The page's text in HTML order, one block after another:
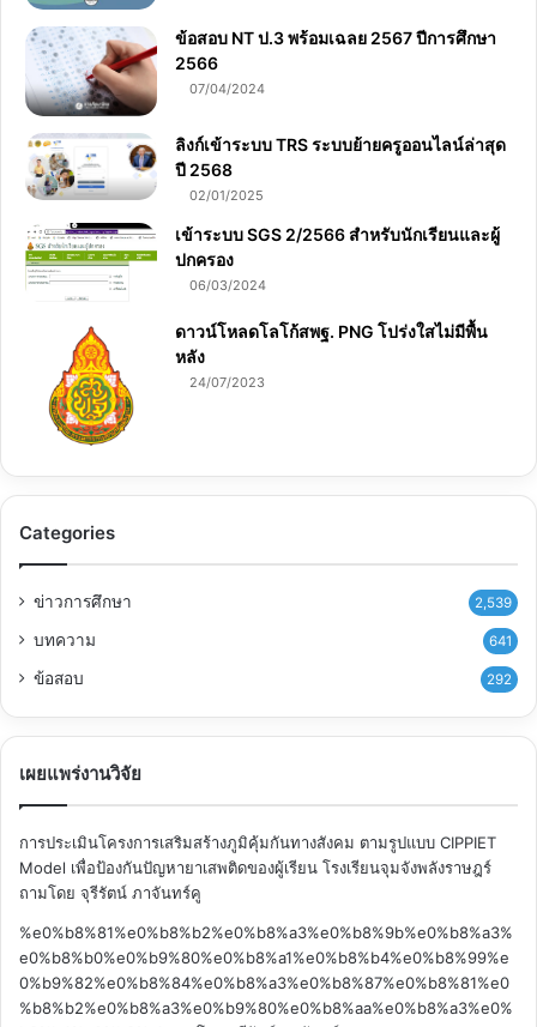
ข้อสอบ NT ป.3 พร้อมเฉลย 2567 ปีการศึกษา
2566
07/04/2024
ลิงก์เข้าระบบ TRS ระบบย้ายครูออนไลน์ล่าสุด
ปี 2568
02/01/2025
เข้าระบบ SGS 2/2566 สำหรับนักเรียนและผู้
ปกครอง
06/03/2024
ดาวน์โหลดโลโก้สพฐ. PNG โปร่งใสไม่มีพื้น
หลัง
24/07/2023
Categories
ข่าวการศึกษา 2,539
บทความ 641
ข้อสอบ 292
เผยแพร่งานวิจัย
การประเมินโครงการเสริมสร้างภูมิคุ้มกันทางสังคม ตามรูปแบบ CIPPIET
Model เพื่อป้องกันปัญหายาเสพติดของผู้เรียน โรงเรียนจุมจังพลังราษฎร์
ถามโดย จุรีรัตน์ ภาจันทร์คู
%e0%b8%81%e0%b8%b2%e0%b8%a3%e0%b8%9b%e0%b8%a3%
e0%b8%b0%e0%b9%80%e0%b8%a1%e0%b8%b4%e0%b8%99%e
0%b9%82%e0%b8%84%e0%b8%a3%e0%b8%87%e0%b8%81%e0
%b8%b2%e0%b8%a3%e0%b9%80%e0%b8%aa%e0%b8%a3%e0%